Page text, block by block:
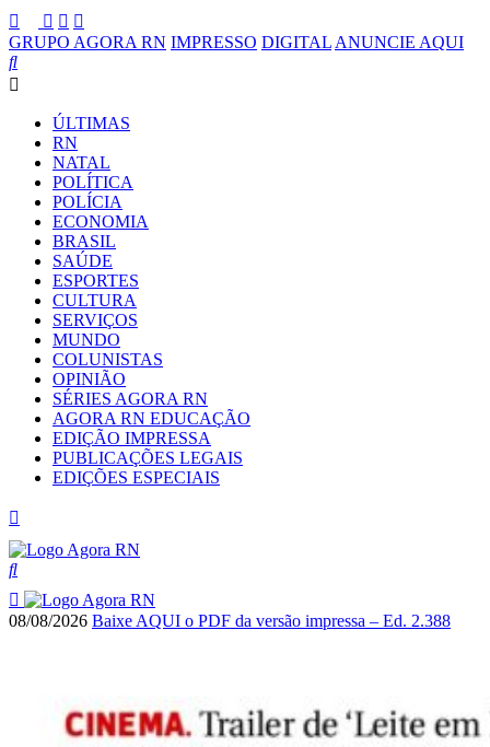
GRUPO AGORA RN IMPRESSO DIGITAL ANUNCIE AQUI
ÚLTIMAS
RN
NATAL
POLÍTICA
POLÍCIA
ECONOMIA
BRASIL
SAÚDE
ESPORTES
CULTURA
SERVIÇOS
MUNDO
COLUNISTAS
OPINIÃO
SÉRIES AGORA RN
AGORA RN EDUCAÇÃO
EDIÇÃO IMPRESSA
PUBLICAÇÕES LEGAIS
EDIÇÕES ESPECIAIS
08/08/2026 Baixe AQUI o PDF da versão impressa – Ed. 2.388